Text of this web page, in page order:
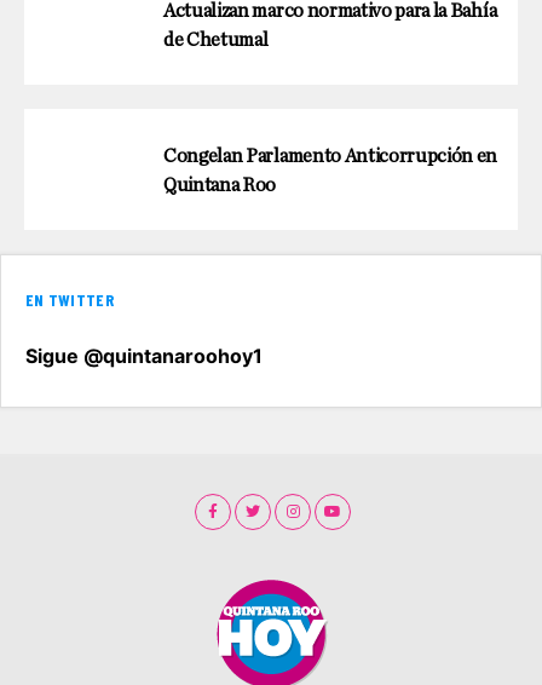
Actualizan marco normativo para la Bahía
de Chetumal
Congelan Parlamento Anticorrupción en
Quintana Roo
EN TWITTER
Sigue @quintanaroohoy1